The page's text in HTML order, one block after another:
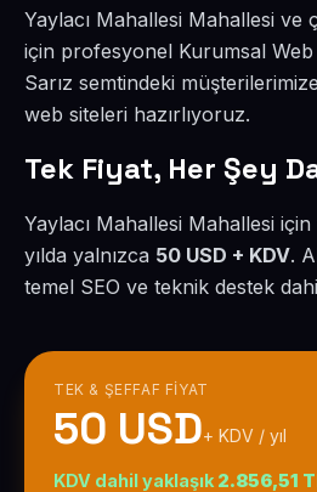
Yaylacı Mahallesi Mahallesi ve
için profesyonel Kurumsal Web
Sarız semtindeki
web siteleri hazırlıyoruz.
Tek Fiyat, Her Şey
Yaylacı Mahallesi Mahallesi
yılda yalnızca 50 USD + KDV.
temel SEO ve teknik destek
TEK & ŞEFFAF FIYAT
50 USD+ KDV / yıl
KDV dahil yaklaşık 2.856,51